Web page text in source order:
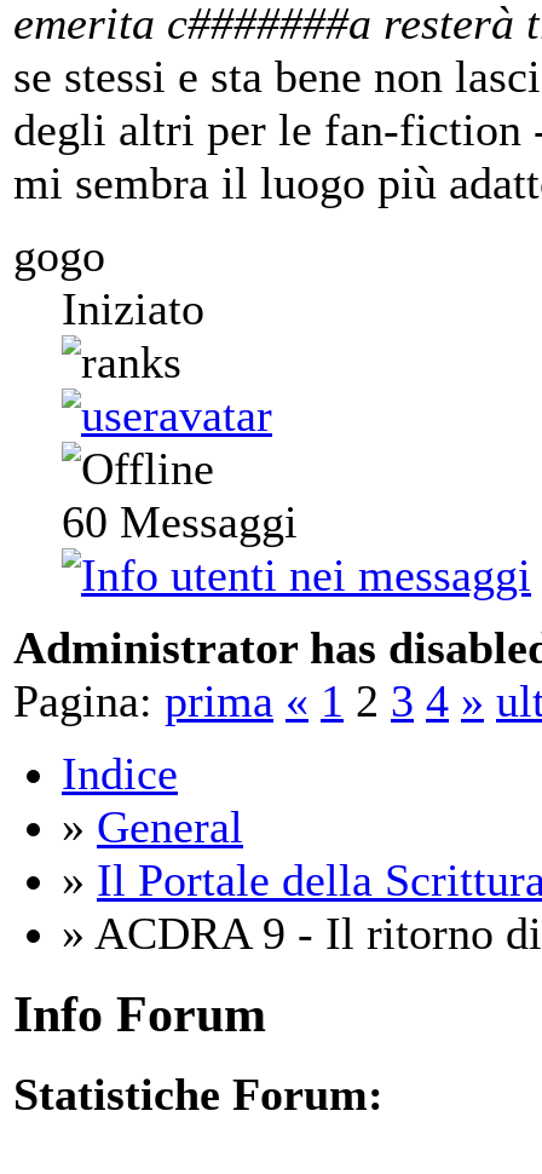
emerita c#######a resterà
se stessi e sta bene non
degli altri per le fan-fiction
mi sembra il luogo più
gogo
Iniziato
60 Messaggi
Administrator has
Pagina: prima « 1 2 3 4 »
Indice
» General
» Il Portale della
» ACDRA 9 - Il ritorno
Info Forum
Statistiche Forum: